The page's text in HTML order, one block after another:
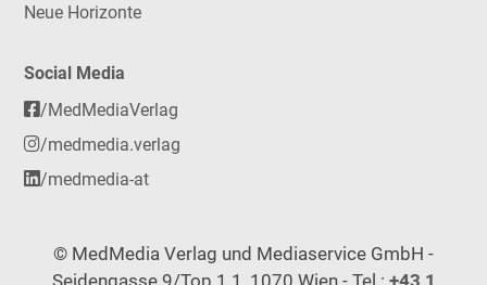
Neue Horizonte
Social Media
/MedMediaVerlag
/medmedia.verlag
/medmedia-at
© MedMedia Verlag und Mediaservice GmbH -